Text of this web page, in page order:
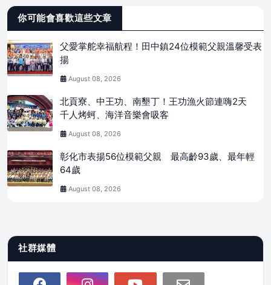
你可能會喜歡這些文章
父愛掌舵幸福航程！田中鎮24位模範父親溫馨受表
揚
August 08, 2026
北貢寮、中王功、南墾丁！王功漁火節連嗨2天
千人烤蚵、海洋音樂會吸客
August 08, 2026
彰化市表揚56位模範父親 最高齡93歲、最年輕
64歲
August 08, 2026
社群媒體